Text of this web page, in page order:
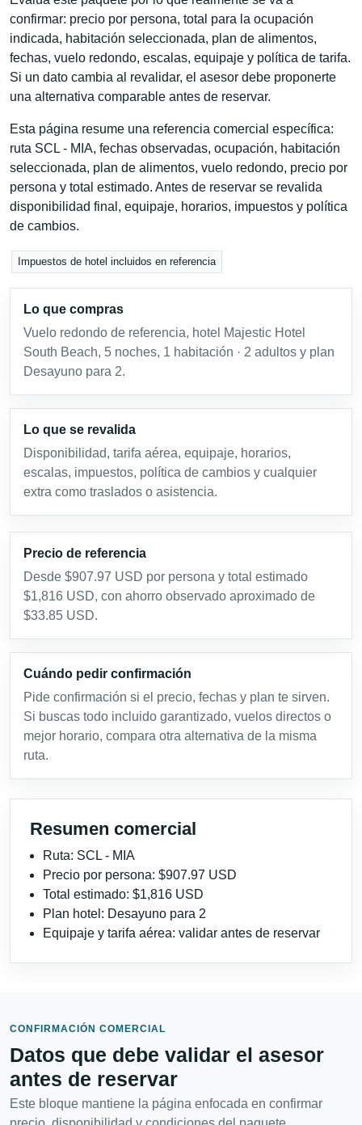
confirmar: precio por persona, total para la ocupación
indicada, habitación seleccionada, plan de alimentos,
fechas, vuelo redondo, escalas, equipaje y política de tarifa.
Si un dato cambia al revalidar, el asesor debe proponerte
una alternativa comparable antes de reservar.
Esta página resume una referencia comercial específica:
ruta SCL - MIA, fechas observadas, ocupación, habitación
seleccionada, plan de alimentos, vuelo redondo, precio por
persona y total estimado. Antes de reservar se revalida
disponibilidad final, equipaje, horarios, impuestos y política
de cambios.
Impuestos de hotel incluidos en referencia
Lo que compras
Vuelo redondo de referencia, hotel Majestic Hotel
South Beach, 5 noches, 1 habitación · 2 adultos y plan
Desayuno para 2.
Lo que se revalida
Disponibilidad, tarifa aérea, equipaje, horarios,
escalas, impuestos, política de cambios y cualquier
extra como traslados o asistencia.
Precio de referencia
Desde $907.97 USD por persona y total estimado
$1,816 USD, con ahorro observado aproximado de
$33.85 USD.
Cuándo pedir confirmación
Pide confirmación si el precio, fechas y plan te sirven.
Si buscas todo incluido garantizado, vuelos directos o
mejor horario, compara otra alternativa de la misma
ruta.
Resumen comercial
Ruta: SCL - MIA
Precio por persona: $907.97 USD
Total estimado: $1,816 USD
Plan hotel: Desayuno para 2
Equipaje y tarifa aérea: validar antes de reservar
CONFIRMACIÓN COMERCIAL
Datos que debe validar el asesor
antes de reservar
Este bloque mantiene la página enfocada en confirmar